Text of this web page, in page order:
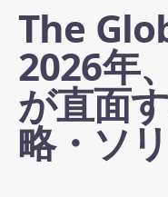
The
2026年
が直面
略・ソ